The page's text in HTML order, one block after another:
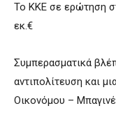
Το ΚΚΕ σε ερώτηση
εκ.€
Συμπερασματικά
αντιπολίτευση και
Οικονόμου –